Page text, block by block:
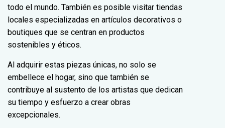
todo el mundo. También es posible visitar tiendas
locales especializadas en artículos decorativos o
boutiques que se centran en productos
sostenibles y éticos.
Al adquirir estas piezas únicas, no solo se
embellece el hogar, sino que también se
contribuye al sustento de los artistas que dedican
su tiempo y esfuerzo a crear obras
excepcionales.